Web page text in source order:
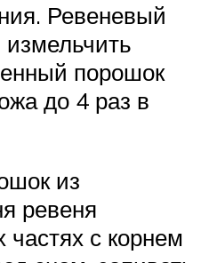
Ревеневый
порошок
до 4 раз в
из
ревеня
с корнем